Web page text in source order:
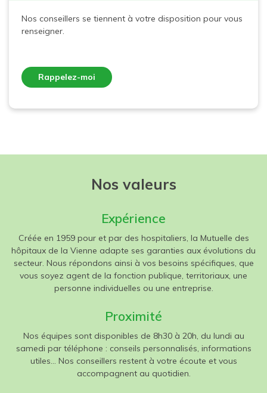
Nos conseillers se tiennent à votre disposition pour vous
renseigner.
Rappelez-moi
Nos valeurs
Expérience
Créée en 1959 pour et par des hospitaliers, la Mutuelle des
hôpitaux de la Vienne adapte ses garanties aux évolutions du
secteur. Nous répondons ainsi à vos besoins spécifiques, que
vous soyez agent de la fonction publique, territoriaux, une
personne individuelles ou une entreprise.
Proximité
Nos équipes sont disponibles de 8h30 à 20h, du lundi au
samedi par téléphone : conseils personnalisés, informations
utiles... Nos conseillers restent à votre écoute et vous
accompagnent au quotidien.